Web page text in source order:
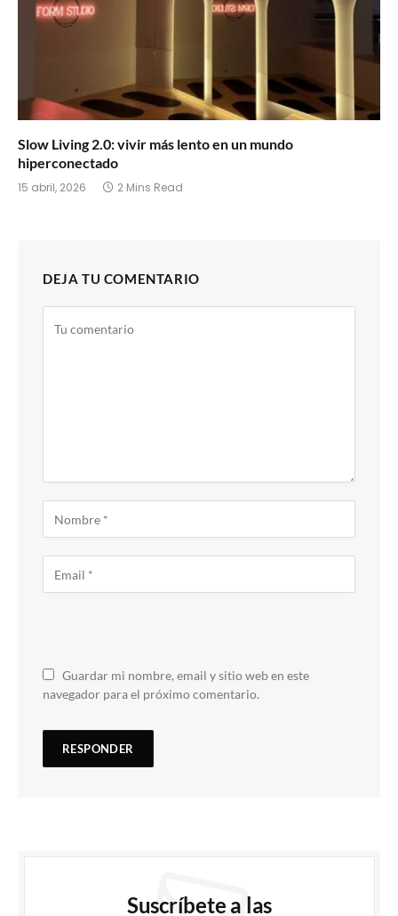
Slow Living 2.0: vivir más lento en un mundo
hiperconectado
15 abril, 2026 2 Mins Read
DEJA TU COMENTARIO
Guardar mi nombre, email y sitio web en este
navegador para el próximo comentario.
Suscríbete a las